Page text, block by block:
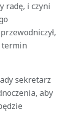
radę, i czyni
termin
sekretarz
aby